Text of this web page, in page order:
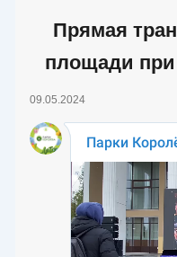
Прямая
площади
09.05.2024